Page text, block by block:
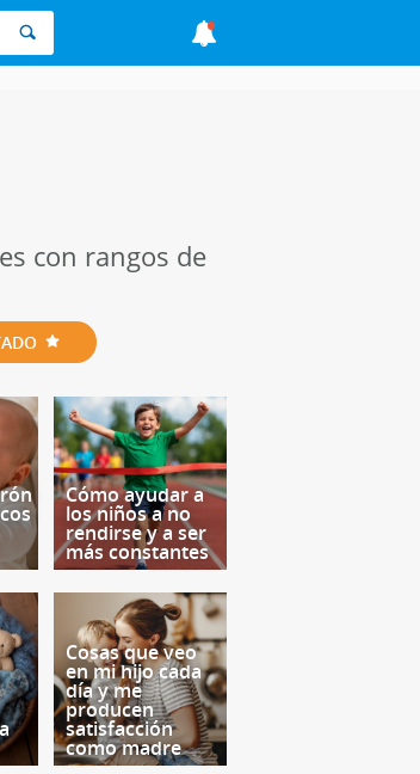
con rangos de
Cómo ayudar a
los niños a no
rendirse y a ser
más constantes
Cosas que veo
en mi hijo cada
día y me
producen
satisfacción
como madre